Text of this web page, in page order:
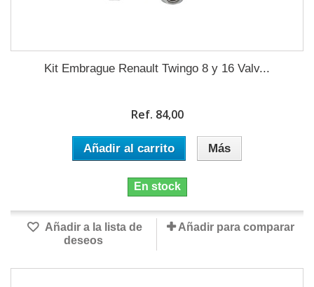
Kit Embrague Renault Twingo 8 y 16 Valv...
Ref. 84,00
Añadir al carrito Más
En stock
Añadir a la lista de
deseos
Añadir para comparar